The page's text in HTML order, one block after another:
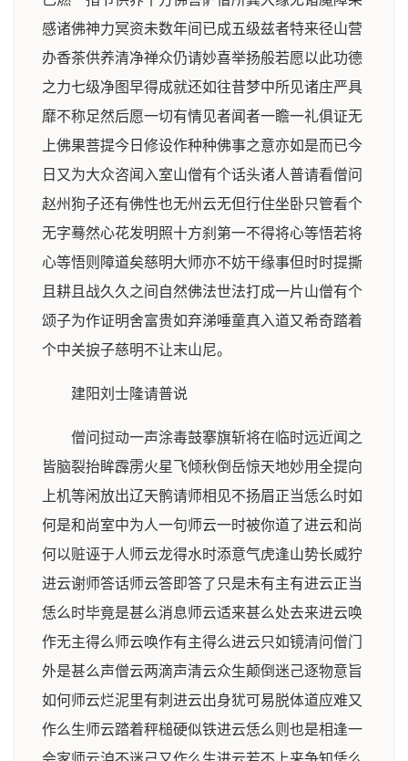
感诸佛神力冥资未数年间已成五级兹者特来径山营
办香茶供养清净禅众仍请妙喜举扬般若愿以此功德
之力七级净图早得成就还如往昔梦中所见诸庄严具
靡不称足然后愿一切有情见者闻者一瞻一礼俱证无
上佛果菩提今日修设作种种佛事之意亦如是而已今
日又为大众咨闻入室山僧有个话头诸人普请看僧问
赵州狗子还有佛性也无州云无但行住坐卧只管看个
无字蓦然心花发明照十方刹第一不得将心等悟若将
心等悟则障道矣慈明大师亦不妨干缘事但时时提撕
且耕且战久久之间自然佛法世法打成一片山僧有个
颂子为作证明舍富贵如弃涕唾童真入道又希奇踏着
个中关捩子慈明不让末山尼。
建阳刘士隆请普说
僧问挝动一声涂毒鼓搴旗斩将在临时远近闻之
皆脑裂抬眸霹雳火星飞倾秋倒岳惊天地妙用全提向
上机等闲放出辽天鹘请师相见不扬眉正当恁么时如
何是和尚室中为人一句师云一时被你道了进云和尚
何以赃诬于人师云龙得水时添意气虎逢山势长威狞
进云谢师答话师云答即答了只是未有主有进云正当
恁么时毕竟是甚么消息师云适来甚么处去来进云唤
作无主得么师云唤作有主得么进云只如镜清问僧门
外是甚么声僧云两滴声清云众生颠倒迷己逐物意旨
如何师云烂泥里有刺进云出身犹可易脱体道应难又
作么生师云踏着秤槌硬似铁进云恁么则也是相逢一